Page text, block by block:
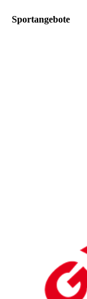
Sportangebote